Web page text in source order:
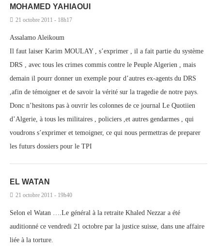
MOHAMED YAHIAOUI
21 octobre 2011 - 18h17
Assalamo Aleikoum
Il faut laiser Karim MOULAY , s’exprimer , il a fait partie du système
DRS , avec tous les crimes commis contre le Peuple Algerien , mais
demain il pourr donner un exemple pour d’autres ex-agents du DRS
,afin de témoigner et de savoir la vérité sur la tragedie de notre pays.
Donc n’hesitons pas à ouvrir les colonnes de ce journal Le Quotiien
d’Algerie, à tous les militaires , policiers ,et autres gendarmes , qui
voudrons s’exprimer et temoigner, ce qui nous permettras de preparer
les futurs dossiers pour le TPI
EL WATAN
21 octobre 2011 - 19h40
Selon el Watan ….Le général à la retraite Khaled Nezzar a été
auditionné ce vendredi 21 octobre par la justice suisse, dans une affaire
liée à la torture.